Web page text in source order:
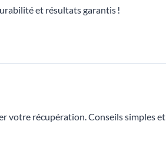
et résultats garantis !
votre récupération. Conseils simples et